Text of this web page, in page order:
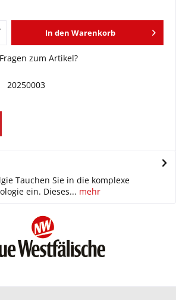
In den Warenkorb
Fragen zum Artikel?
20250003
Tauchen Sie in die komplexe
ein. Dieses... mehr